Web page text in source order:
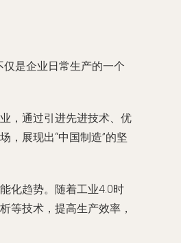
是企业日常生产的一个
，通过引进先进技术、优
，展现出“中国制造”的坚
化趋势。随着工业4.0时
等技术，提高生产效率，